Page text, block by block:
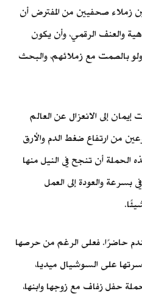
زملاء صحفيين من المفترض أن
والعنف الرقمي، وأن يكون
بالصمت مع زملائهم، والبحث
إلى الانعزال عن العالم
من ارتفاع ضغط الدم والأرق
الحملة أن تنجح في النيل منها
بسرعة والعودة إلى العمل
حاضرًا. فعلى الرغم من حرصها
على السوشيال ميديا،
حفل زفاف مع زوجها وابنها،